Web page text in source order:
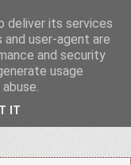
deliver its services
user-agent are
and security
usage
IT